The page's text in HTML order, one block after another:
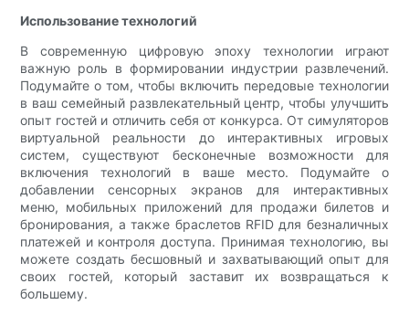
Использование технологий
В современную цифровую эпоху технологии играют
важную роль в формировании индустрии развлечений.
Подумайте о том, чтобы включить передовые технологии
в ваш семейный развлекательный центр, чтобы улучшить
опыт гостей и отличить себя от конкурса. От симуляторов
виртуальной реальности до интерактивных игровых
систем, существуют бесконечные возможности для
включения технологий в ваше место. Подумайте о
добавлении сенсорных экранов для интерактивных
меню, мобильных приложений для продажи билетов и
бронирования, а также браслетов RFID для безналичных
платежей и контроля доступа. Принимая технологию, вы
можете создать бесшовный и захватывающий опыт для
своих гостей, который заставит их возвращаться к
большему.